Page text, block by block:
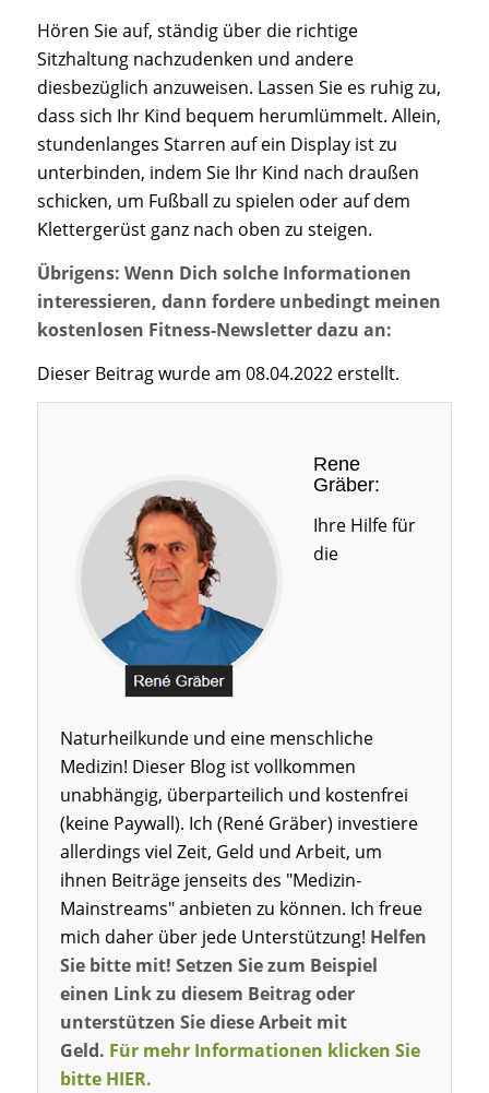
Hören Sie auf, ständig über die richtige
Sitzhaltung nachzudenken und andere
diesbezüglich anzuweisen. Lassen Sie es ruhig zu,
dass sich Ihr Kind bequem herumlümmelt. Allein,
stundenlanges Starren auf ein Display ist zu
unterbinden, indem Sie Ihr Kind nach draußen
schicken, um Fußball zu spielen oder auf dem
Klettergerüst ganz nach oben zu steigen.
Übrigens: Wenn Dich solche Informationen
interessieren, dann fordere unbedingt meinen
kostenlosen Fitness-Newsletter dazu an:
Dieser Beitrag wurde am 08.04.2022 erstellt.
Rene
Gräber:
Ihre Hilfe für
die
Naturheilkunde und eine menschliche
Medizin! Dieser Blog ist vollkommen
unabhängig, überparteilich und kostenfrei
(keine Paywall). Ich (René Gräber) investiere
allerdings viel Zeit, Geld und Arbeit, um
ihnen Beiträge jenseits des "Medizin-
Mainstreams" anbieten zu können. Ich freue
mich daher über jede Unterstützung! Helfen
Sie bitte mit! Setzen Sie zum Beispiel
einen Link zu diesem Beitrag oder
unterstützen Sie diese Arbeit mit
Geld. Für mehr Informationen klicken Sie
bitte HIER.